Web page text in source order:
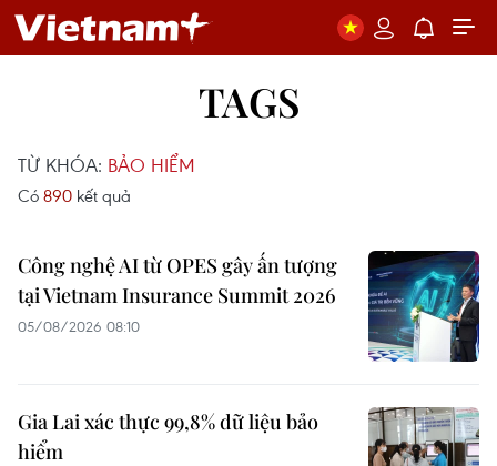
TAGS
TỪ KHÓA: BẢO HIỂM
Có 890 kết quả
Công nghệ AI từ OPES gây ấn tượng
tại Vietnam Insurance Summit 2026
05/08/2026 08:10
Gia Lai xác thực 99,8% dữ liệu bảo
hiểm